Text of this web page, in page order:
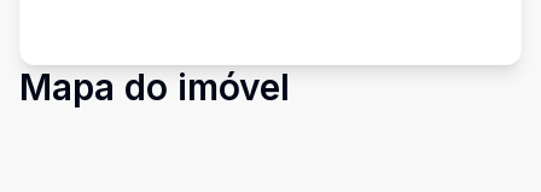
Mapa do imóvel